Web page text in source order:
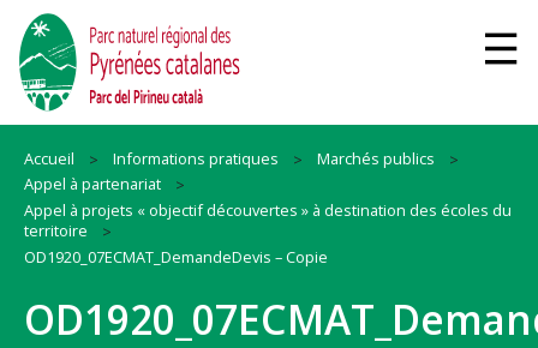
Accueil Informations pratiques
Marchés publics
Appel à partenariat
Appel à projets « objectif découvertes » à destination des écoles du
territoire
OD1920_07ECMAT_DemandeDevis – Copie